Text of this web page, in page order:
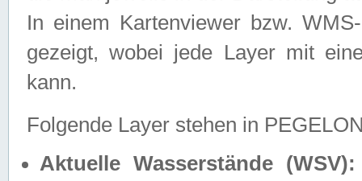
In einem Kartenviewer bzw.
gezeigt, wobei jede Layer mit
kann.
Folgende Layer stehen in
Aktuelle Wasserstände (WSV):